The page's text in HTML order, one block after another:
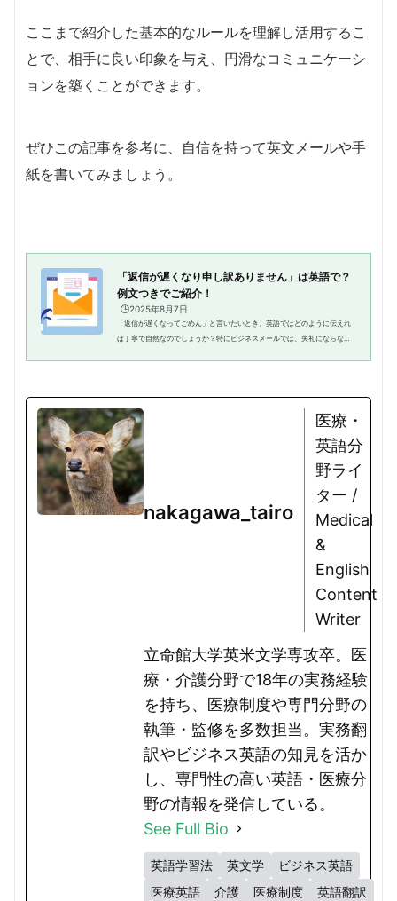
ここまで紹介した基本的なルールを理解し活用するこ
とで、相手に良い印象を与え、円滑なコミュニケーシ
ョンを築くことができます。
ぜひこの記事を参考に、自信を持って英文メールや手
紙を書いてみましょう。
「返信が遅くなり申し訳ありません」は英語で？
例文つきでご紹介！
🕒️2025年8月7日
「返信が遅くなってごめん」と言いたいとき、英語ではどのように伝えれ
ば丁寧で自然なのでしょうか？特にビジネスメールでは、失礼にならない
nakagawa_tairo
医療・
英語分
野ライ
ター /
Medical
&
English
Content
Writer
立命館大学英米文学専攻卒。医
療・介護分野で18年の実務経験
を持ち、医療制度や専門分野の
執筆・監修を多数担当。実務翻
訳やビジネス英語の知見を活か
し、専門性の高い英語・医療分
野の情報を発信している。
See Full Bio
英語学習法 英文学
ビジネス英語
医療英語
介護 医療制度 英語翻訳